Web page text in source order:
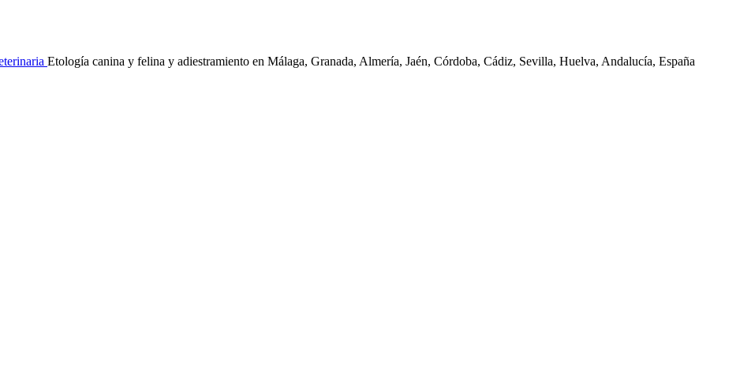
Etología canina y felina y adiestramiento en Málaga, Granada, Almería, Jaén, Córdoba, Cádiz, Sevilla, Huelva, Andalucía, España